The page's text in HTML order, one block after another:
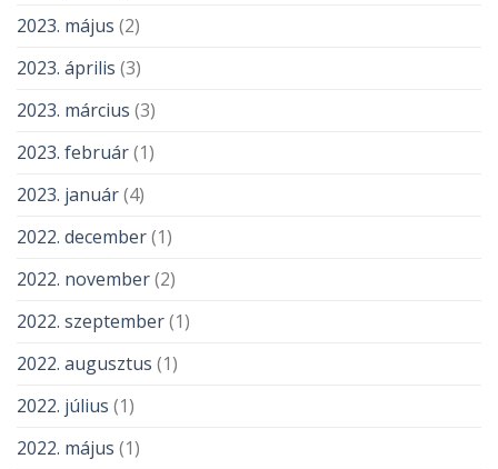
2023. május (2)
2023. április (3)
2023. március (3)
2023. február(1)
2023. január(4)
2022. december(1)
2022. november(2)
2022. szeptember(1)
2022. augusztus (1)
2022. július (1)
2022. május (1)